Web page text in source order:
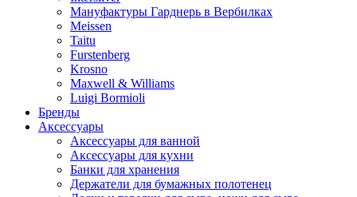
Мануфактуры Гарднерь в Вербилках
Meissen
Taitu
Furstenberg
Krosno
Maxwell & Williams
Luigi Bormioli
Бренды
Аксессуары
Аксессуары для ванной
Аксессуары для кухни
Банки для хранения
Держатели для бумажных полотенец